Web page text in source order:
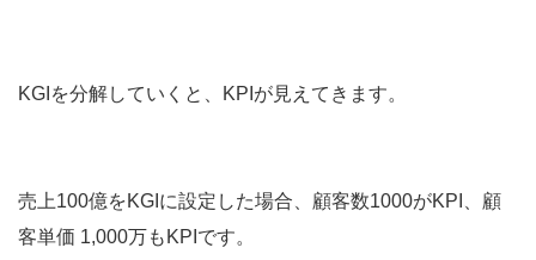
KGIを分解していくと、KPIが見えてきます。
売上100億をKGIに設定した場合、顧客数1000がKPI、顧
客単価 1,000万もKPIです。